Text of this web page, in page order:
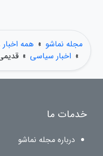
مجله نماشو » همه
» اخبار سیاسی »
خدمات ما
درباره مجله نماشو